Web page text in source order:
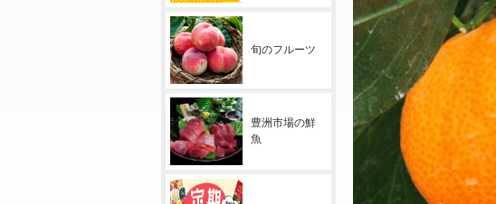
旬のフルーツ
豊洲市場の鮮
魚